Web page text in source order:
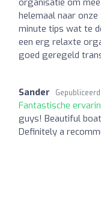
helemaal naar
minute tips wat te
een erg relaxte
goed geregeld
Sander
Fantastische
guys! Beautiful
Definitely a